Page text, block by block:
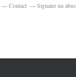
Contact Signaler un abus